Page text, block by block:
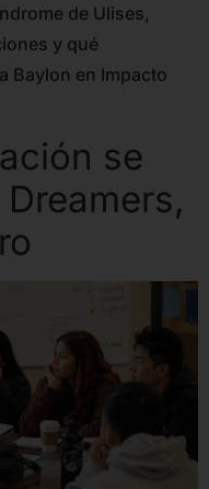
de Ulises,
y qué
Baylon en Impacto
se